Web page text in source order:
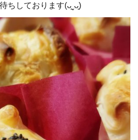
ちしております(ᴗ͈ˬᴗ͈)